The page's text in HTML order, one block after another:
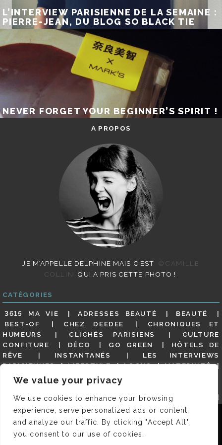
We value your privacy
We use cookies to enhance your browsing
experience, serve personalized ads or content,
and analyze our traffic. By clicking "Accept All",
you consent to our use of cookies.
L’INTERVIEW PARISIENNE DE LA SEMAINE :
PIERRE-JEAN, DU BLOG SO BLACK TIE
NEVER FORGET YOUR BEGINNER’S SPIRIT !
A PROPOS
JE M’APPELLE DELPHINE MAIS C’EST
©CAMILLE
COLLIN
QUI A PRIS CETTE PHOTO !
CATÉGORIES
3615 MA VIE ADRESSES BEAUTÉ
BEAUTÉ
BEST-OF
CHEZ DEEDEE
CHRONIQUES ET
HUMEURS
CLICHÉS PARISIENS
CULTURE
CONFITURE
DÉCO GO GREEN
HÔTELS DE
RÊVE
INSTANTANÉS
LES INTERVIEWS
PARISIENNES
LIFESTYLE LOOKS
MATERNITÉ
MES ADRESSES
MODE
(BUT GOODIES)
PAR ICI LE MAGOT !
GUIDE
PARIS EN PHOTOS
RESTAURANTS
REVUE DE PRESSE DÉTAILLÉE, SIOU PLAIT
DE THÉ
SHOPPING VIDÉOS
VITE ! UN RESTO
VOYAGES VOYAGES
Nous utilisons des cookies pour vous garantir la meilleure
expérience sur notre site. Si vous continuez à utiliser ce
dernier, nous considérerons que vous acceptez l'utilisation des